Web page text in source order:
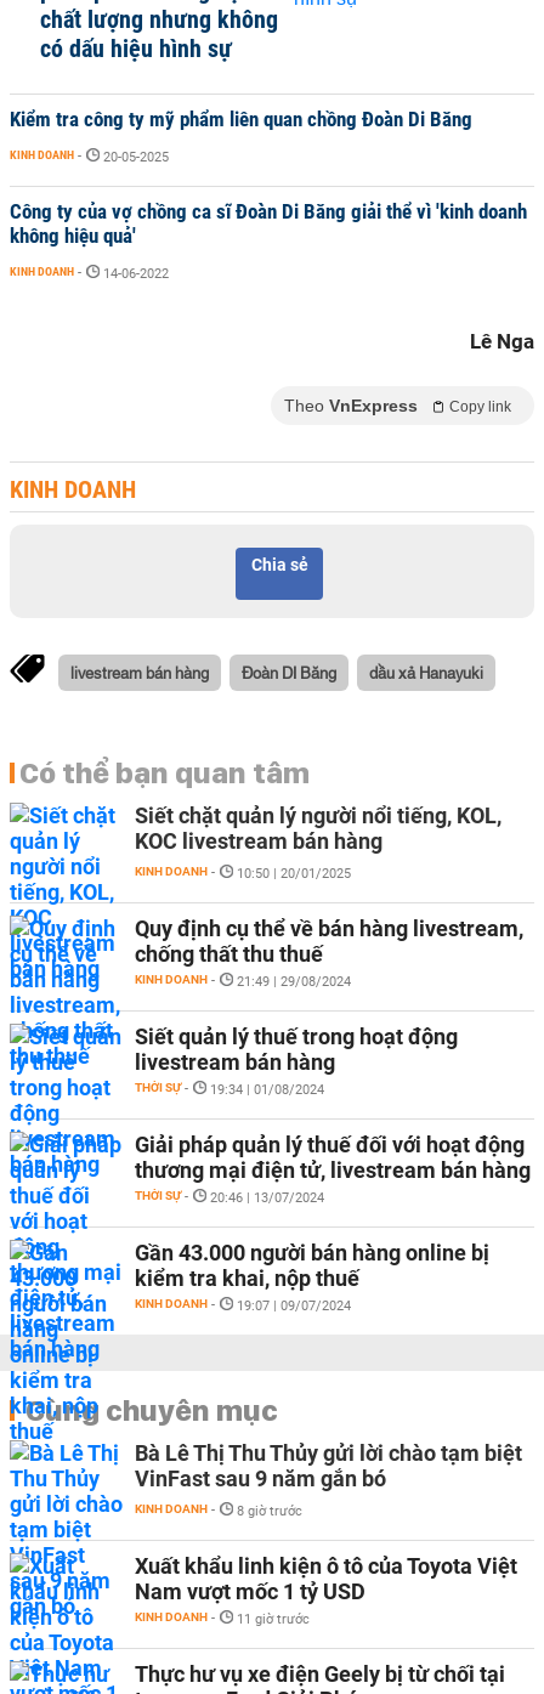
chất lượng nhưng không
có dấu hiệu hình sự
Kiểm tra công ty mỹ phẩm liên quan chồng Đoàn Di Băng
KINH DOANH - 20-05-2025
Công ty của vợ chồng ca sĩ Đoàn Di Băng giải thể vì 'kinh doanh
không hiệu quả'
KINH DOANH - 14-06-2022
Lê Nga
Theo VnExpress Copy link
KINH DOANH
Chia sẻ
livestream bán hàng Đoàn DI Băng dầu xả Hanayuki
Có thể bạn quan tâm
Siết chặt quản lý người nổi tiếng, KOL,
KOC livestream bán hàng
KINH DOANH - 10:50 | 20/01/2025
Quy định cụ thể về bán hàng livestream,
chống thất thu thuế
KINH DOANH - 21:49 | 29/08/2024
Siết quản lý thuế trong hoạt động
livestream bán hàng
THỜI SỰ - 19:34 | 01/08/2024
Giải pháp quản lý thuế đối với hoạt động
thương mại điện tử, livestream bán hàng
THỜI SỰ - 20:46 | 13/07/2024
Gần 43.000 người bán hàng online bị
kiểm tra khai, nộp thuế
KINH DOANH - 19:07 | 09/07/2024
Cùng chuyên mục
Bà Lê Thị Thu Thủy gửi lời chào tạm biệt
VinFast sau 9 năm gắn bó
KINH DOANH - 8 giờ trước
Xuất khẩu linh kiện ô tô của Toyota Việt
Nam vượt mốc 1 tỷ USD
KINH DOANH - 11 giờ trước
Thực hư vụ xe điện Geely bị từ chối tại